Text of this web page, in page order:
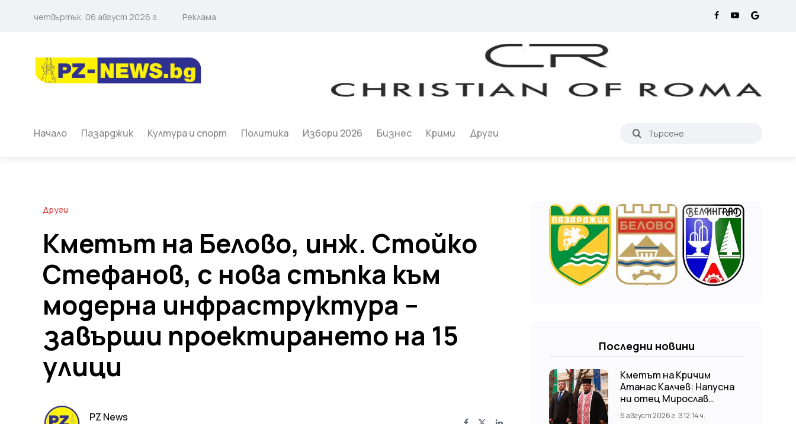
четвъртък, 06 август 2026 г. Реклама
Начало Пазарджик Култура и спорт Политика Избори 2026 Бизнес Крими Други
Други
Кметът на Белово, инж. Стойко
Стефанов, с нова стъпка към
модерна инфраструктура –
завърши проектирането на 15
улици
PZ News
Последни новини
Кметът на Кричим
Атанас Калчев: Напусна
ни отец Мирослав
Коларов
6 август 2026 г. в 12:14 ч.